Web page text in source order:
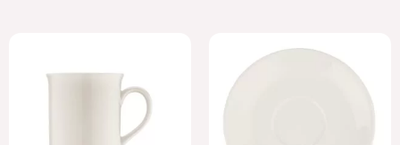
107.44€
hasta
precios:
desde
27.58€